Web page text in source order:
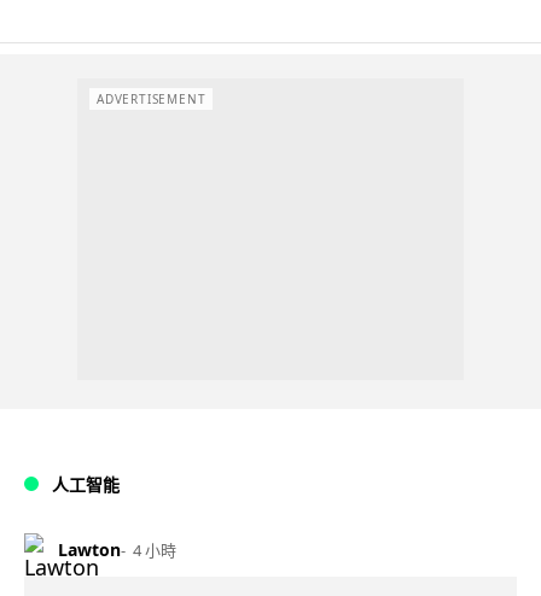
ADVERTISEMENT
人工智能
Lawton 4 小時